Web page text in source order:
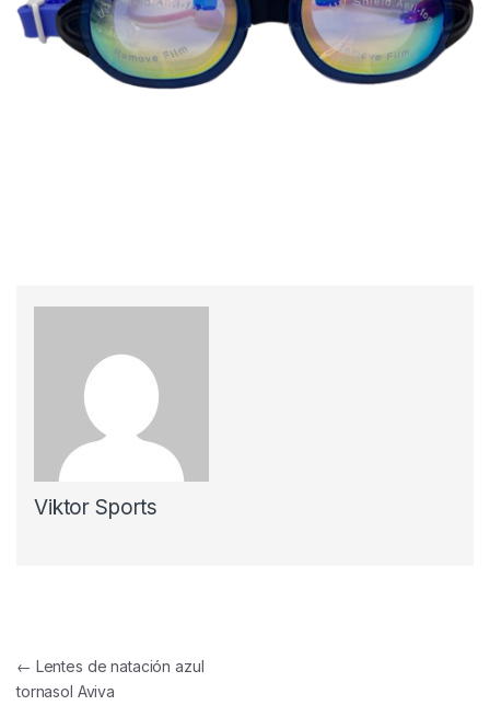
Viktor Sports
Navegación de entradas
← Lentes de natación azul
tornasol Aviva